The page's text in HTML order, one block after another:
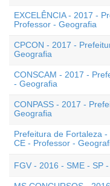
EXCELÊNCIA - 2017 -
Professor - Geografia
CPCON - 2017 -
Geografia
CONSCAM - 2017 -
- Geografia
CONPASS - 2017 -
Geografia
Prefeitura de Fortaleza
CE - Professor -
FGV - 2016 - SME - SP